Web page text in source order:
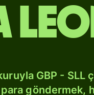
GBP - SLL
göndermek,